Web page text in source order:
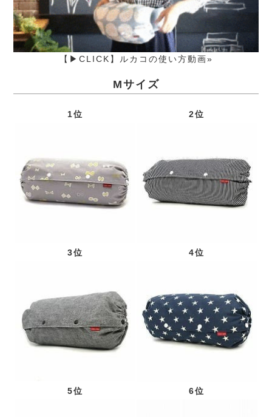
【▶CLICK】ルカコの使い方動画»
Mサイズ
1位 2位
3位 4位
5位 6位